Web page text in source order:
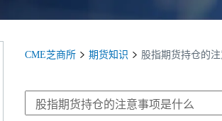
CME芝商所 期货知识 股指期货持仓的